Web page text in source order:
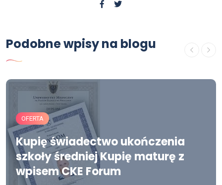
Podobne wpisy na blogu
OFERTA
Kupię świadectwo ukończenia
szkoły średniej Kupię maturę z
wpisem CKE Forum